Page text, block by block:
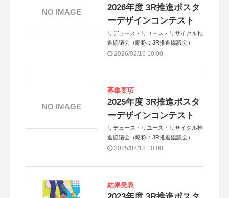
2026年度 3R推進ポスタ
ーデザインコンテスト
リデュース・リユース・リサイクル推
進協議会（略称：3R推進協議会）
2026/02/16 10:00
NO IMAGE
募集要項
2025年度 3R推進ポスタ
ーデザインコンテスト
リデュース・リユース・リサイクル推
進協議会（略称：3R推進協議会）
2025/02/18 10:00
NO IMAGE
結果発表